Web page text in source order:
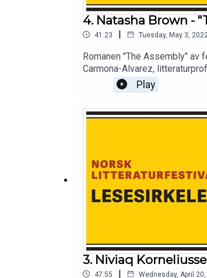
4. Natasha Brown -
41:23 | Tuesday, May 3, 2022
Romanen "The Assembly"
Carmona-Alvarez,
Play
3. Niviaq
47:55 | Wednesday, April